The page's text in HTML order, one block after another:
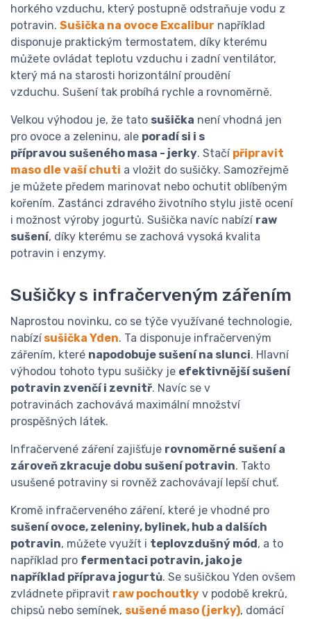
horkého vzduchu, který postupně odstraňuje vodu z
potravin. Sušička na ovoce Excalibur například
disponuje praktickým termostatem, díky kterému
můžete ovládat teplotu vzduchu i zadní ventilátor,
který má na starosti horizontální proudění
vzduchu. Sušení tak probíhá rychle a rovnoměrně.
Velkou výhodou je, že tato sušička není vhodná jen
pro ovoce a zeleninu, ale poradí si i s
přípravou sušeného masa - jerky. Stačí připravit
maso dle vaší chuti a vložit do sušičky. Samozřejmě
je můžete předem marinovat nebo ochutit oblíbeným
kořením. Zastánci zdravého životního stylu jistě ocení
i možnost výroby jogurtů. Sušička navíc nabízí raw
sušení, díky kterému se zachová vysoká kvalita
potravin i enzymy.
Sušičky s infračerveným zářením
Naprostou novinku, co se týče využívané technologie,
nabízí sušička Yden. Ta disponuje infračerveným
zářením, které napodobuje sušení na slunci. Hlavní
výhodou tohoto typu sušičky je efektivnější sušení
potravin zvenčí i zevnitř. Navíc se v
potravinách zachovává maximální množství
prospěšných látek.
Infračervené záření zajišťuje rovnoměrné sušení a
zároveň zkracuje dobu sušení potravin. Takto
usušené potraviny si rovněž zachovávají lepší chuť.
Kromě infračerveného záření, které je vhodné pro
sušení ovoce, zeleniny, bylinek, hub a dalších
potravin, můžete využít i teplovzdušný mód, a to
například pro fermentaci potravin, jako je
například příprava jogurtů. Se sušičkou Yden ovšem
zvládnete připravit raw pochoutky v podobě krekrů,
chipsů nebo semínek, sušené maso (jerky), domácí